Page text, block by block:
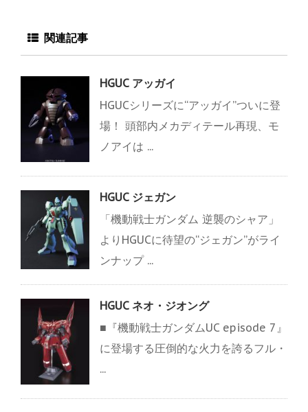
関連記事
HGUC アッガイ
HGUCシリーズに“アッガイ”ついに登
場！ 頭部内メカディテール再現、モ
ノアイは ...
HGUC ジェガン
「機動戦士ガンダム 逆襲のシャア」
よりHGUCに待望の“ジェガン”がライ
ンナップ ...
HGUC ネオ・ジオング
■『機動戦士ガンダムUC episode 7』
に登場する圧倒的な火力を誇るフル・
...